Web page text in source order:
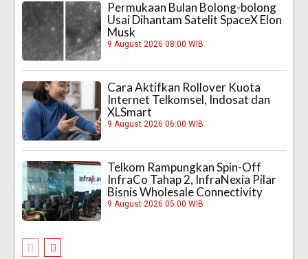
Permukaan Bulan Bolong-bolong
Usai Dihantam Satelit SpaceX Elon
Musk
9 August 2026 08:00 WIB
Cara Aktifkan Rollover Kuota
Internet Telkomsel, Indosat dan
XLSmart
9 August 2026 06:00 WIB
Telkom Rampungkan Spin-Off
InfraCo Tahap 2, InfraNexia Pilar
Bisnis Wholesale Connectivity
9 August 2026 05:00 WIB